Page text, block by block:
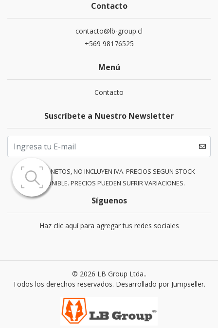
Contacto
contacto@lb-group.cl
+569 98176525
Menú
Contacto
Suscríbete a Nuestro Newsletter
PRECIOS NETOS, NO INCLUYEN IVA. PRECIOS SEGUN STOCK
DISPONIBLE. PRECIOS PUEDEN SUFRIR VARIACIONES.
Síguenos
Haz clic aquí para agregar tus redes sociales
© 2026 LB Group Ltda..
Todos los derechos reservados. Desarrollado por Jumpseller.